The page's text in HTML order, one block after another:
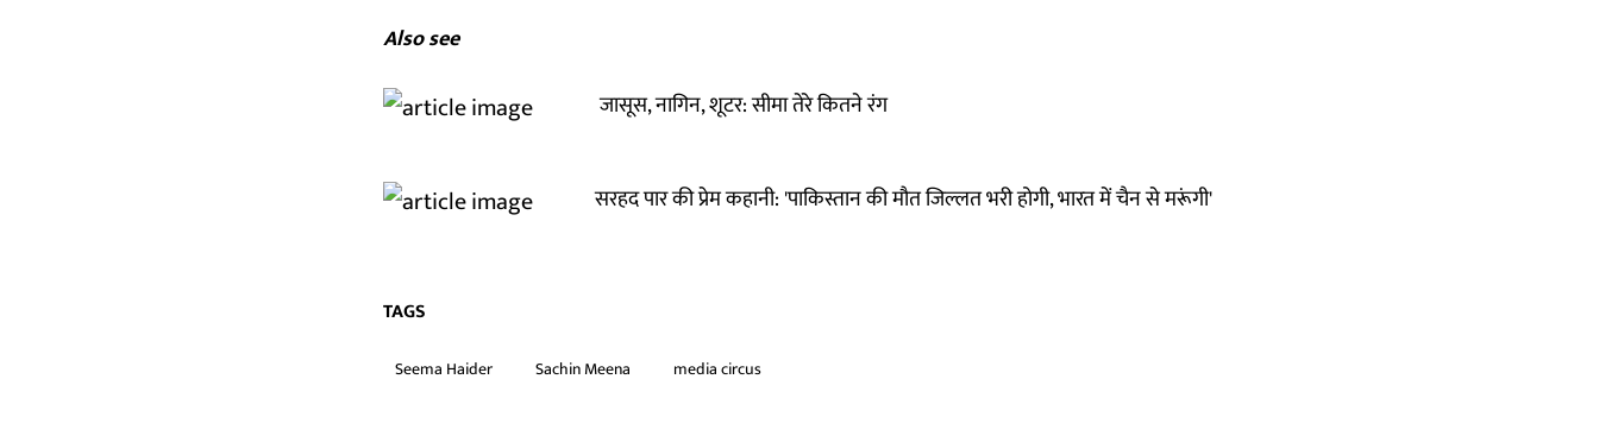
Also see
जासूस, नागिन, शूटर: सीमा तेरे कितने रंग
सरहद पार की प्रेम कहानी: 'पाकिस्तान की मौत जिल्लत भरी होगी, भारत में चैन से मरूंगी'
TAGS
Seema Haider Sachin Meena media circus